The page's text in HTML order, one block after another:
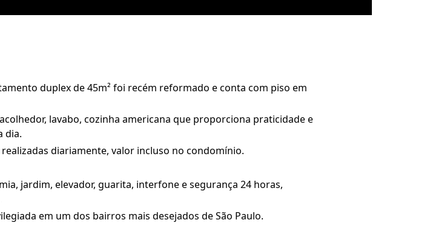
duplex de 45m² foi recém reformado e conta com piso em
lavabo, cozinha americana que proporciona praticidade e
dia.
diariamente, valor incluso no condomínio.
jardim, elevador, guarita, interfone e segurança 24 horas,
em um dos bairros mais desejados de São Paulo.